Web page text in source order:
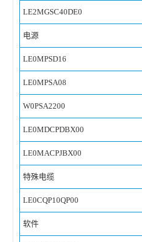
LE2MGSC40DE0
电源
LE0MPSD16
LE0MPSA08
W0PSA2200
LE0MDCPDBX00
LE0MACPJBX00
特殊电缆
LE0CQP10QP00
软件